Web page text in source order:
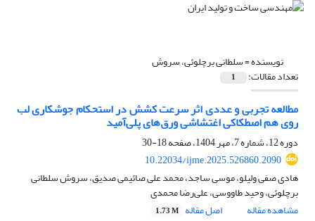
نویسنده =سلطانی برچلوئی، سروش
تعداد مقالات: 1
مطالعه تجربی و عددی اثر سرعت کشش در استحکام جوشکاری لب
روی هم اصطکاکی اغتشاشی ورق‌‌های پلی‌آمید
دوره 12، شماره 7، مهر 1404، صفحه
18-30
10.22034/ijme.2025.526860.2090
هادی صفی ولیلو، موسی ساجد، محمد علی صائیمی صدیق، سروش سلطانی
برچلوئی، وحید طاووسی، علی‌رضا محمدی
مشاهده مقاله
اصل مقاله 1.73 M